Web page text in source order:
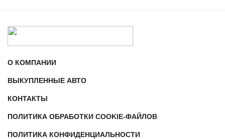
О КОМПАНИИ
ВЫКУПЛЕННЫЕ АВТО
КОНТАКТЫ
ПОЛИТИКА ОБРАБОТКИ COOKIE-ФАЙЛОВ
ПОЛИТИКА КОНФИДЕНЦИАЛЬНОСТИ